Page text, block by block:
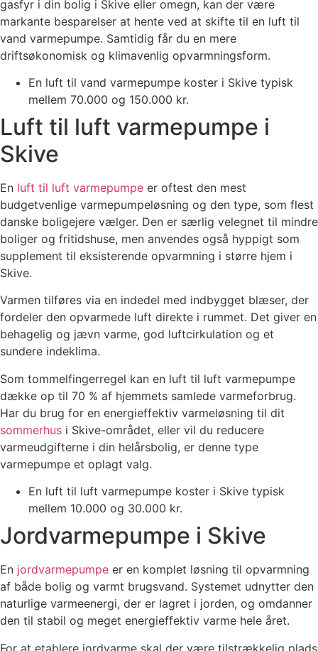
gasfyr i din bolig i Skive eller omegn, kan der være
markante besparelser at hente ved at skifte til en luft til
vand varmepumpe. Samtidig får du en mere
driftsøkonomisk og klimavenlig opvarmningsform.
En luft til vand varmepumpe koster i Skive typisk
mellem 70.000 og 150.000 kr.
Luft til luft varmepumpe i
Skive
En luft til luft varmepumpe er oftest den mest
budgetvenlige varmepumpeløsning og den type, som flest
danske boligejere vælger. Den er særlig velegnet til mindre
boliger og fritidshuse, men anvendes også hyppigt som
supplement til eksisterende opvarmning i større hjem i
Skive.
Varmen tilføres via en indedel med indbygget blæser, der
fordeler den opvarmede luft direkte i rummet. Det giver en
behagelig og jævn varme, god luftcirkulation og et
sundere indeklima.
Som tommelfingerregel kan en luft til luft varmepumpe
dække op til 70 % af hjemmets samlede varmeforbrug.
Har du brug for en energieffektiv varmeløsning til dit
sommerhus i Skive-området, eller vil du reducere
varmeudgifterne i din helårsbolig, er denne type
varmepumpe et oplagt valg.
En luft til luft varmepumpe koster i Skive typisk
mellem 10.000 og 30.000 kr.
Jordvarmepumpe i Skive
En jordvarmepumpe er en komplet løsning til opvarmning
af både bolig og varmt brugsvand. Systemet udnytter den
naturlige varmeenergi, der er lagret i jorden, og omdanner
den til stabil og meget energieffektiv varme hele året.
For at etablere jordvarme skal der være tilstrækkelig plads